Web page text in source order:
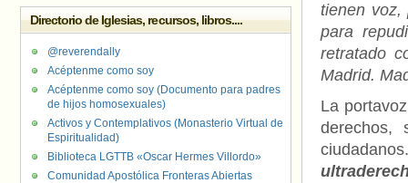
tienen voz,
para
retratado
Madrid.
La
derechos,
Directorio de Iglesias, recursos, libros....
@reverendally
Acéptenme como soy
Acéptenme como soy (Documento para padres
de hijos homosexuales)
Activos y Contemplativos (Monasterio Virtual de
Espiritualidad)
Biblioteca LGTTB «Oscar Hermes Villordo»
Comunidad Apostólica Fronteras Abiertas